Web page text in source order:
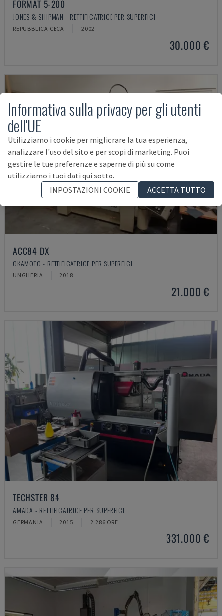
FORMAT 5-200
JONES & SHIPMAN - RETTIFICATRICE PER SUPERFICI
REPUBBLICA CECA 2002
30.000 €
ACC84 DX
OKAMOTO - RETTIFICATRICE PER SUPERFICI
UNGHERIA 2018
21.000 €
TECHSTER 84
AMADA - RETTIFICATRICE PER SUPERFICI
GERMANIA 2015 2.286 ORE
331.000 €
Informativa sulla privacy per gli utenti
dell'UE
Utilizziamo i cookie per migliorare la tua esperienza,
analizzare l'uso del sito e per scopi di marketing. Puoi
gestire le tue preferenze e saperne di più su come
utilizziamo i tuoi dati qui sotto.
IMPOSTAZIONI COOKIE
ACCETTA TUTTO